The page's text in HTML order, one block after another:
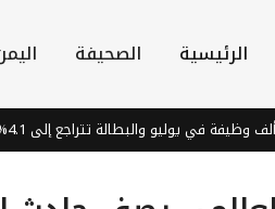
الرئيسية الصحيفة